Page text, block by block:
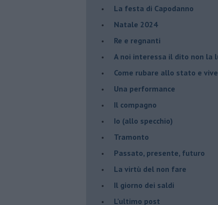
La festa di Capodanno
Natale 2024
Re e regnanti
A noi interessa il dito non la
Come rubare allo stato e
Una performance
Il compagno
​Io (allo specchio)
Tramonto
Passato, presente, futuro
La virtù del non fare
Il giorno dei saldi
L'ultimo post